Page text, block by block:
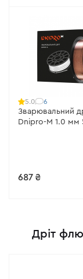
5.0 6
Зварювальний
Dnipro-M 1.0 мм
687 ₴
Дріт